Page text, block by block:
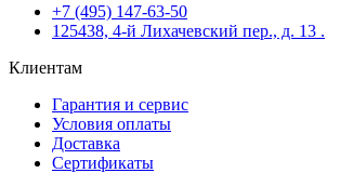
+7 (495) 147-63-50
125438, 4-й Лихачевский пер., д. 13 .
Клиентам
Гарантия и сервис
Условия оплаты
Доставка
Сертификаты